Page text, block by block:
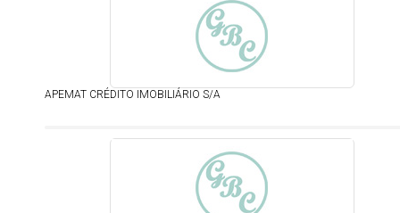
APEMAT CRÉDITO IMOBILIÁRIO S/A